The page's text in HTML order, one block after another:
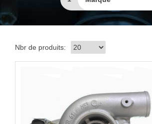
Nbr de produits: